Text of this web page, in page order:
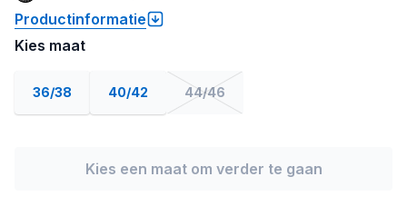
Productinformatie
Kies maat
36/38 40/42 44/46
Kies een maat om verder te gaan